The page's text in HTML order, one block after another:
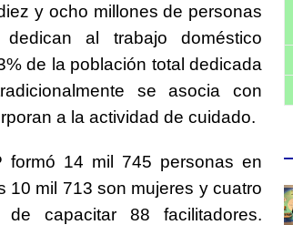
y ocho millones de personas
al trabajo doméstico
de la población total dedicada
se asocia con
a la actividad de cuidado.
formó 14 mil 745 personas en
10 mil 713 son mujeres y cuatro
capacitar 88 facilitadores.